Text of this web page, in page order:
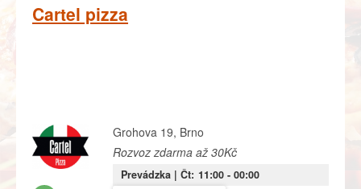
Cartel pizza
Grohova 19, Brno
Rozvoz zdarma až 30Kč
Prevádzka | Čt: 11:00- 00:00